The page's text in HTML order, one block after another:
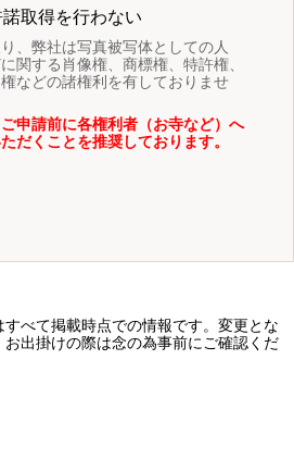
取得を行わない
、弊社は写真被写体としての人
関する肖像権、商標権、特許権、
などの諸権利を有しておりませ
申請前に各権利者（お寺など）へ
だくことを推奨しております。
べて掲載時点での情報です。変更とな
出掛けの際は念の為事前にご確認くだ